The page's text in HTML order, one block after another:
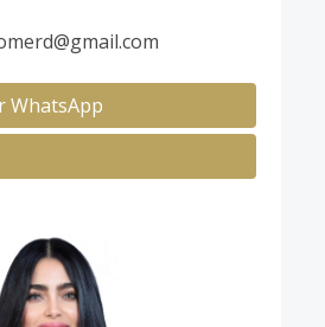
WhatsApp